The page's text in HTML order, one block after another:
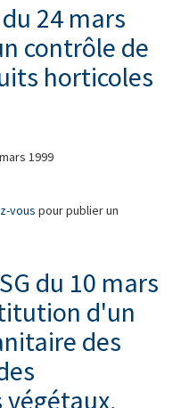
24 mars
contrôle de
horticoles
1999
de qualité des produits
vous pour publier un
du 10 mars
d'un
des